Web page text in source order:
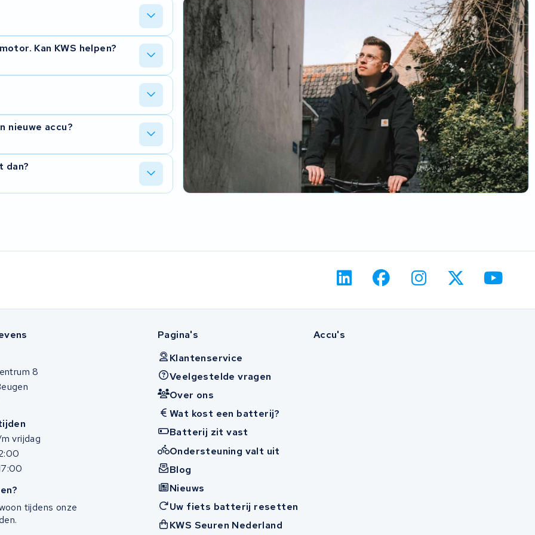
wat er aan de hand is,
Kan KWS helpen?
BMS of in de connector. Wij kijken
de accu binnen hebben. We laten u
nieuwe accu?
en krijgt u nieuwe cellen erin. Vaak
dan?
8
vrijdag
tijdens onze
Pagina's
Klantenservice
Veelgestelde vragen
Over ons
Wat kost een batterij?
Batterij zit vast
Ondersteuning valt uit
Blog
Nieuws
Uw fiets batterij resetten
KWS Seuren Nederland
Accu's